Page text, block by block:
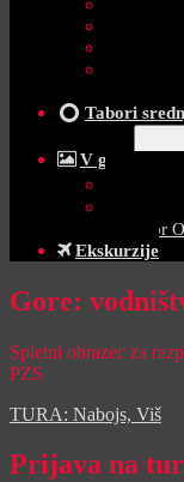
Testi
Kviz
Tabori
V gore
Tabor
Ekskurzije
Gore:
Spletni obrazec za
PZS
TURA: Nabojs, Viš
Prijava na